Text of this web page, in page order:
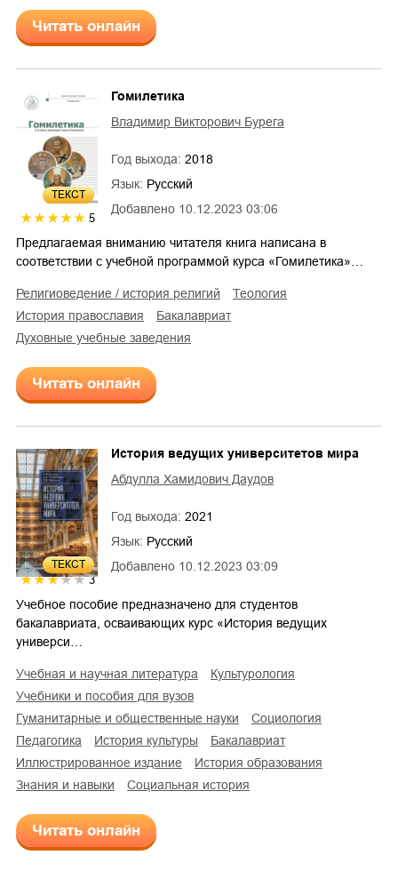
Читать онлайн
ТЕКСТ
5
Добавлено 10.12.2023 03:06
Гомилетика
Владимир Викторович Бурега
Год выхода: 2018
Язык: Русский
Предлагаемая вниманию читателя книга написана в
соответствии с учебной программой курса «Гомилетика»…
религиоведение / история религий
теология
история православия
бакалавриат
духовные учебные заведения
Читать онлайн
ТЕКСТ
3
Добавлено 10.12.2023 03:09
История ведущих университетов мира
Абдулла Хамидович Даудов
Год выхода: 2021
Язык: Русский
Учебное пособие предназначено для студентов
бакалавриата, осваивающих курс «История ведущих
универси…
учебная и научная литература
культурология
учебники и пособия для вузов
гуманитарные и общественные науки
социология
педагогика
история культуры
бакалавриат
иллюстрированное издание
история образования
знания и навыки
социальная история
Читать онлайн